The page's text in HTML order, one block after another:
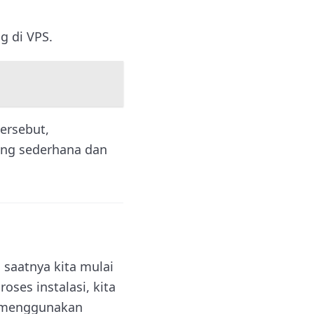
di VPS.
sederhana dan
saatnya kita mulai
instalasi, kita